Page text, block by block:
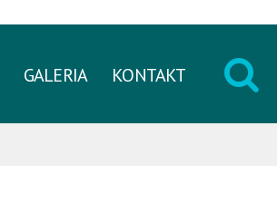
GALERIA KONTAKT